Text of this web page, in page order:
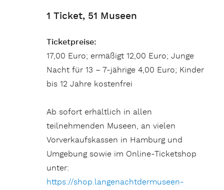
1 Ticket, 51 Museen
Ticketpreise:
17,00 Euro; ermäßigt 12,00 Euro; Junge
Nacht für 13 – 7-jährige 4,00 Euro; Kinder
bis 12 Jahre kostenfrei
Ab sofort erhältlich in allen
teilnehmenden Museen, an vielen
Vorverkaufskassen in Hamburg und
Umgebung sowie im Online-Ticketshop
unter:
https://shop.langenachtdermuseen-